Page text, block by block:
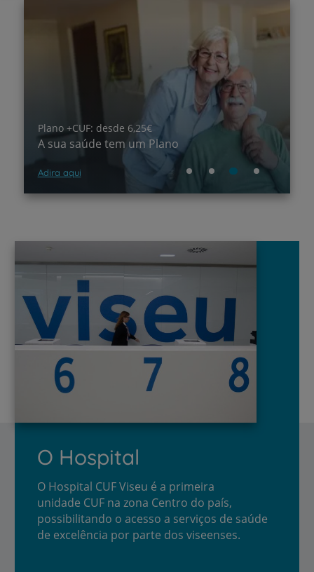
Plano +CUF: desde 6,25€
A sua saúde tem um Plano
Adira aqui
O Hospital
O Hospital CUF Viseu é a primeira
unidade CUF na zona Centro do país,
possibilitando o acesso a serviços de saúde
de excelência por parte dos viseenses.